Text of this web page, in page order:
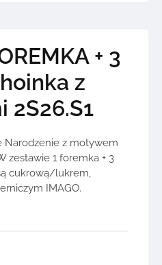
+ 3
z
2S26.S1
Narodzenie z motywem
zestawie 1 foremka + 3
cukrową/lukrem,
IMAGO.